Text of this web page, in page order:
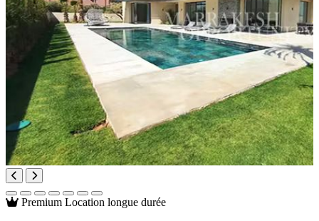
Premium Location longue durée